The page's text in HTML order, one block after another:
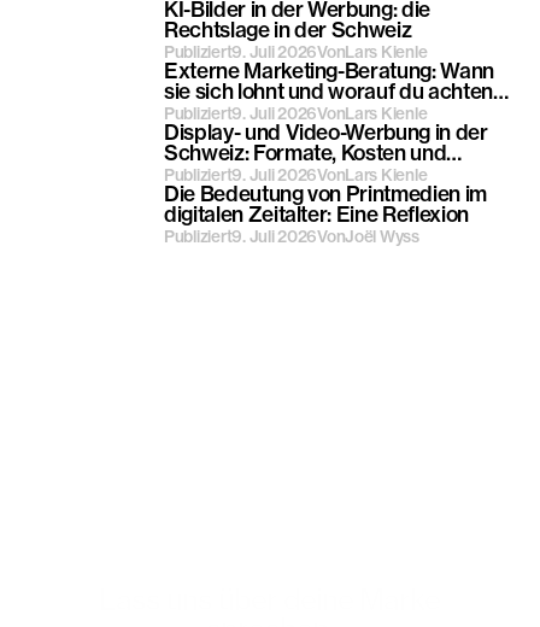
KI-Bilder in der Werbung: die
Rechtslage in der Schweiz
Publiziert9. Juli 2026Von Lars Kienle
Externe Marketing-Beratung: Wann
sie sich lohnt und worauf du achten
solltest
Publiziert9. Juli 2026Von Lars Kienle
Display- und Video-Werbung in der
Schweiz: Formate, Kosten und
Programmatic
Publiziert9. Juli 2026Von Lars Kienle
Die Bedeutung von Printmedien im
digitalen Zeitalter: Eine Reflexion
Publiziert9. Juli 2026VonJoël Wyss